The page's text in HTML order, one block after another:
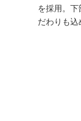
を採用。
だわりも込